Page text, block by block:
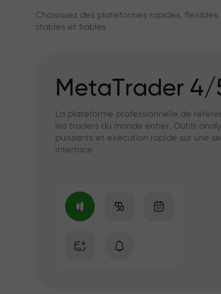
Choisissez des plateformes rapides,
stables et fiables
MetaTrader 4/
La plateforme professionnelle de
les traders du monde entier. Outils
puissants et exécution rapide sur une
interface